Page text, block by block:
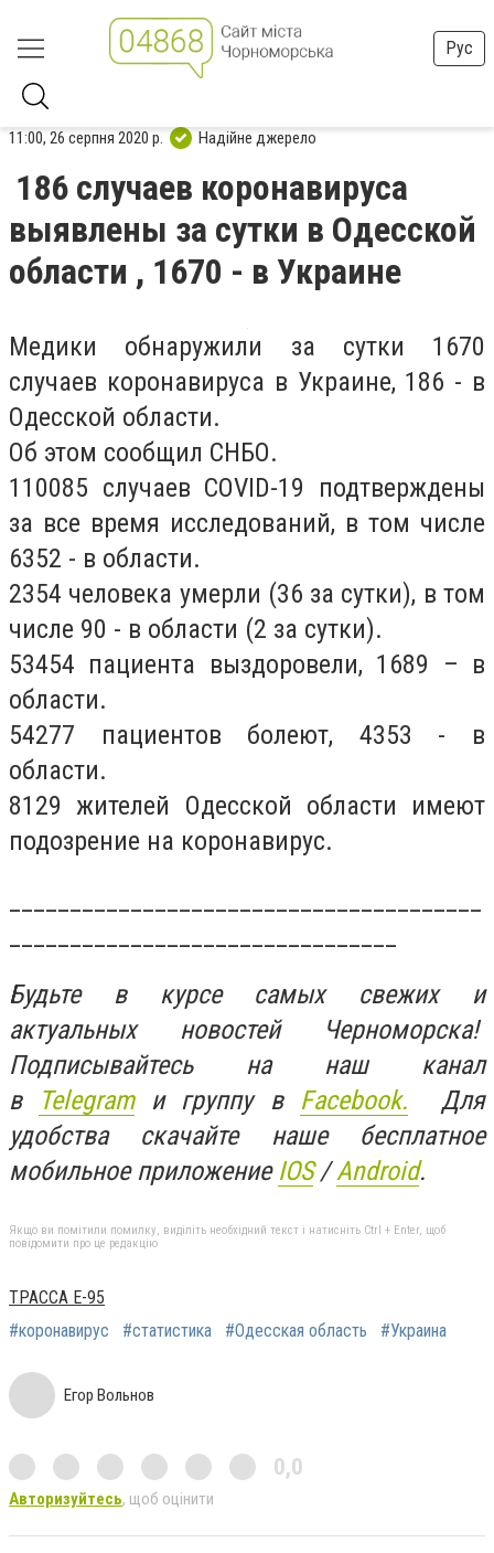
Рус
11:00, 26 серпня 2020 р. Надійне джерело
186 случаев коронавируса
выявлены за сутки в Одесской
области , 1670 - в Украине
Медики обнаружили за сутки 1670
случаев коронавируса в Украине, 186 - в
Одесской области.
Об этом сообщил СНБО.
110085 случаев COVID-19 подтверждены
за все время исследований, в том числе
6352 - в области.
2354 человека умерли (36 за сутки), в том
числе 90 - в области (2 за сутки).
53454 пациента выздоровели, 1689 – в
области.
54277 пациентов болеют, 4353 - в
области.
8129 жителей Одесской области имеют
подозрение на коронавирус.
Будьте в курсе самых свежих и
актуальных новостей Черноморска!
Подписывайтесь на наш канал
в
Telegramи группу в Facebook. Для
удобства скачайте наше бесплатное
мобильное приложение IOS/Android.
Якщо ви помітили помилку, виділіть необхідний текст і натисніть Ctrl + Enter, щоб
повідомити про це редакцію
ТРАССА Е-95
#коронавирус
#статистика #Одесская область #Украина
Егор Вольнов
0,0
Авторизуйтесь, щоб оцінити